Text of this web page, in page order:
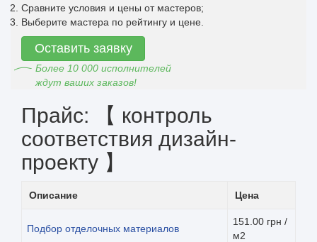
Сравните условия и цены от мастеров;
Выберите мастера по рейтингу и цене.
Оставить заявку
Более 10 000 исполнителей
ждут ваших заказов!
Прайс: 【 контроль
соответствия дизайн-
проекту 】
Описание Цена
Подбор отделочных материалов
151.00 грн /
м2